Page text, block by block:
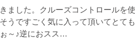
ました。クルーズコントロールを
うですごく気に入って頂いてとて
～♪逆におスス…